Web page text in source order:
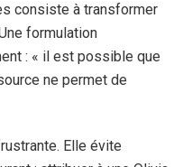
consiste à transformer
formulation
: « il est possible que
ne permet de
Elle évite